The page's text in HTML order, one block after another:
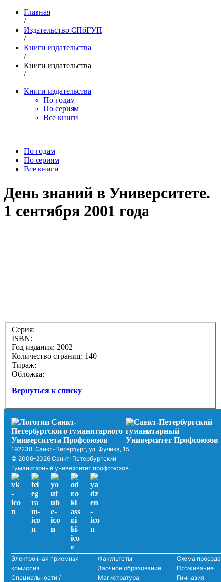
Главная
/
Издательство СПбГУП
/
Книги издательства
/
Книги издательства
/
Книги издательства
По годам
По сериям
Все книги
По годам
По сериям
Все книги
День знаний в Университете.
1 сентября 2001 года
Серия:
ISBN:
Год издания: 2002
Количество страниц: 140
Тираж:
Обложка:
Вернуться к списку
192238, Санкт-Петербург, ул. Фучика, 15
© 2006–2026 Санкт-Петербургский
Гуманитарный университет профсоюзов.
Электронная приемная
комиссия
Специальности /
Факультеты
Заочное образование
Магистратура
Схема проезда
Проживание
Гимназия